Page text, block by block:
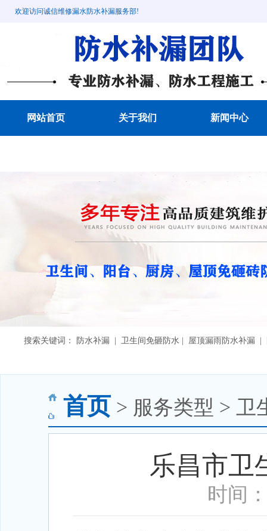
欢迎访问诚信维修漏水防水补漏服务部!
网站首页 关于我们 新闻中心
搜索关键词： 防水补漏 | 卫生间免砸防水 | 屋顶漏雨防水补漏
首页 > 服务类型 > 卫
乐昌市卫
时间